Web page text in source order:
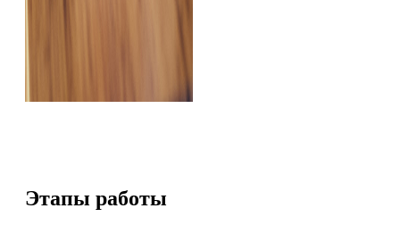
Этапы работы